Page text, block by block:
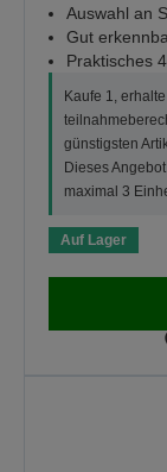
Auswahl an
Gut
Praktisches
Kaufe 1,
günstigsten
Dieses
maximal 3
Auf Lager